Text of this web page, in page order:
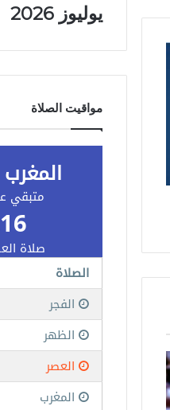
يوليوز 2026
مواقيت الصلاة